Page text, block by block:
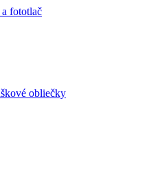
fototlač
obliečky